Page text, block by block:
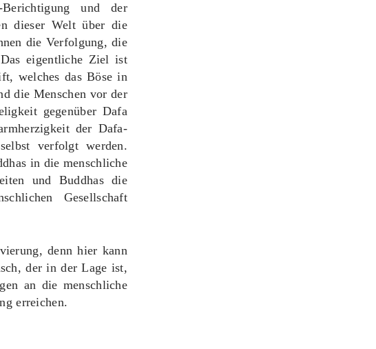
und der
dieser Welt über die
die Verfolgung, die
eigentliche Ziel ist
welches das Böse in
die Menschen vor der
gegenüber Dafa
der Dafa-
verfolgt werden.
in die menschliche
und Buddhas die
Gesellschaft
denn hier kann
der in der Lage ist,
an die menschliche
erreichen.